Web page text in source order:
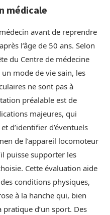
médicale
avant de reprendre
l’âge de 50 ans. Selon
du Centre de médecine
mode de vie sain, les
ne sont pas à
préalable est de
majeures, qui
d’identifier d’éventuels
de l’appareil locomoteur
puisse supporter les
Cette évaluation aide
conditions physiques,
à la hanche qui, bien
pratique d’un sport. Des